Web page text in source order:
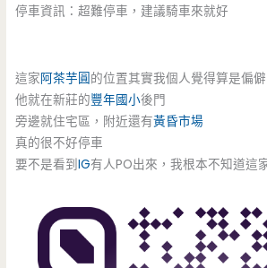
停車資訊：超難停車，建議騎車來就好
這家阿茶芋圓的位置其實我個人覺得算是偏僻
他就在新莊的豐年國小後門
旁邊就住宅區，附近還有黃昏市場
真的很不好停車
要不是看到IG有人PO出來，我根本不知道這